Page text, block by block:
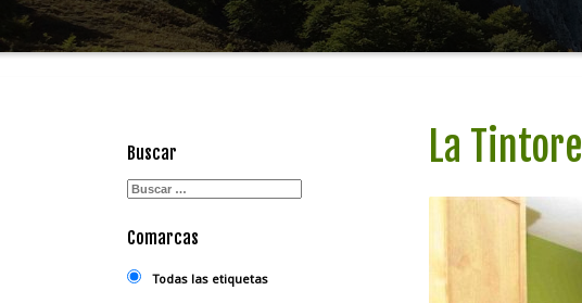
La
Buscar
Comarcas
Todas las etiquetas